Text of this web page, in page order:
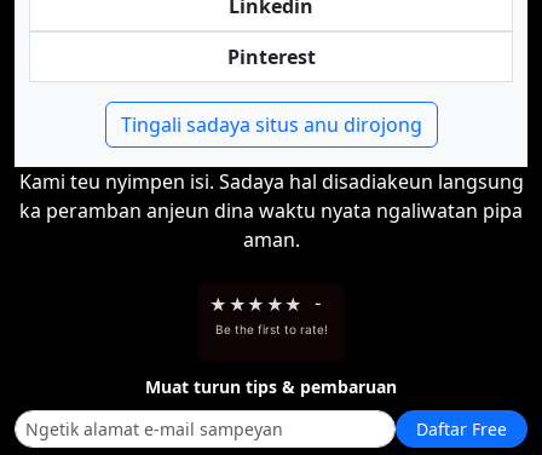
Linkedin
Pinterest
Tingali sadaya situs anu dirojong
Kami teu nyimpen isi. Sadaya hal disadiakeun langsung
ka peramban anjeun dina waktu nyata ngaliwatan pipa
aman.
★ ★★ ★★ -
Be the first to rate!
Muat turun tips & pembaruan
Daftar Free